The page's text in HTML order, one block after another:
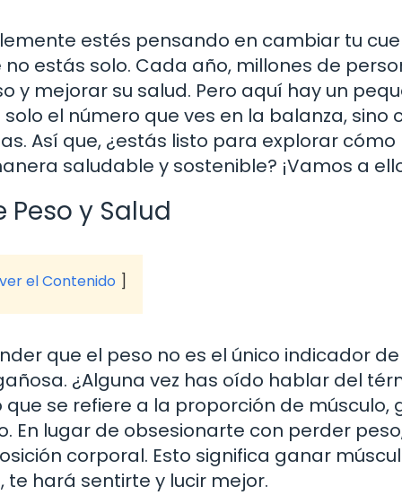
estés pensando en cambiar tu
estás solo. Cada año, millones de
mejorar su salud. Pero aquí hay un
el número que ves en la balanza, sino
Así que, ¿estás listo para explorar cómo
saludable y sostenible? ¡Vamos a
y Salud
el Contenido
que el peso no es el único indicador
¿Alguna vez has oído hablar del
se refiere a la proporción de músculo,
En lugar de obsesionarte con perder
corporal. Esto significa ganar
hará sentirte y lucir mejor.